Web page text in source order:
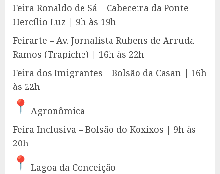
Feira Ronaldo de Sá – Cabeceira da Ponte
Hercílio Luz | 9h às 19h
Feirarte – Av. Jornalista Rubens de Arruda
Ramos (Trapiche) | 16h às 22h
Feira dos Imigrantes – Bolsão da Casan | 16h
às 22h
Agronômica
Feira Inclusiva – Bolsão do Koxixos | 9h às
20h
Lagoa da Conceição